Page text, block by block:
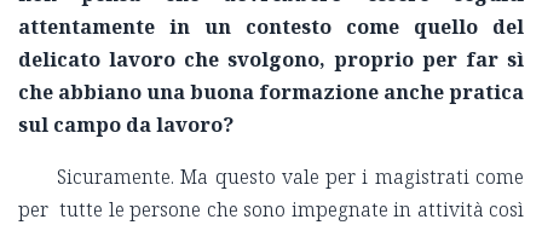
attentamente in un contesto come quello del
delicato lavoro che svolgono, proprio per far sì
che abbiano una buona formazione anche pratica
sul campo da lavoro?
Sicuramente. Ma questo vale per i magistrati come
per tutte le persone che sono impegnate in attività così